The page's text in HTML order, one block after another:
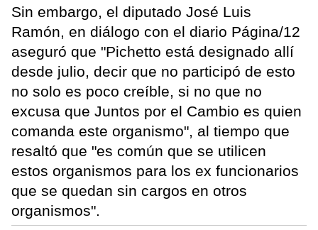
Sin embargo, el diputado José Luis
Ramón, en diálogo con el diario Página/12
aseguró que "Pichetto está designado allí
desde julio, decir que no participó de esto
no solo es poco creíble, si no que no
excusa que Juntos por el Cambio es quien
comanda este organismo", al tiempo que
resaltó que "es común que se utilicen
estos organismos para los ex funcionarios
que se quedan sin cargos en otros
organismos".